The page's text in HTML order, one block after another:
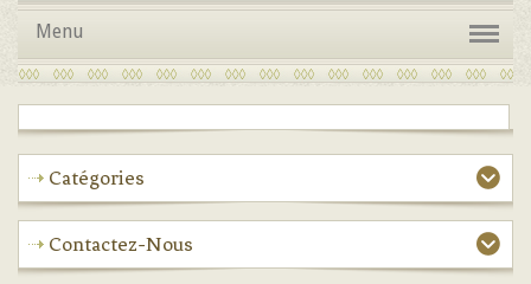
Menu
Catégories
Contactez-Nous